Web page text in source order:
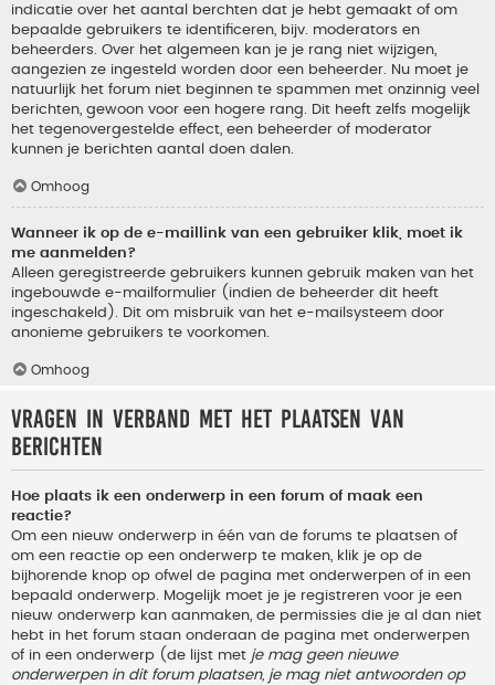
indicatie over het aantal berchten dat je hebt gemaakt of om
bepaalde gebruikers te identificeren, bijv. moderators en
beheerders. Over het algemeen kan je je rang niet wijzigen,
aangezien ze ingesteld worden door een beheerder. Nu moet je
natuurlijk het forum niet beginnen te spammen met onzinnig veel
berichten, gewoon voor een hogere rang. Dit heeft zelfs mogelijk
het tegenovergestelde effect, een beheerder of moderator
kunnen je berichten aantal doen dalen.
Omhoog
Wanneer ik op de e-maillink van een gebruiker klik, moet ik
me aanmelden?
Alleen geregistreerde gebruikers kunnen gebruik maken van het
ingebouwde e-mailformulier (indien de beheerder dit heeft
ingeschakeld). Dit om misbruik van het e-mailsysteem door
anonieme gebruikers te voorkomen.
Omhoog
Vragen in verband met het plaatsen van
berichten
Hoe plaats ik een onderwerp in een forum of maak een
reactie?
Om een nieuw onderwerp in één van de forums te plaatsen of
om een reactie op een onderwerp te maken, klik je op de
bijhorende knop op ofwel de pagina met onderwerpen of in een
bepaald onderwerp. Mogelijk moet je je registreren voor je een
nieuw onderwerp kan aanmaken, de permissies die je al dan niet
hebt in het forum staan onderaan de pagina met onderwerpen
of in een onderwerp (de lijst met je mag geen nieuwe
onderwerpen in dit forum plaatsen, je mag niet antwoorden op